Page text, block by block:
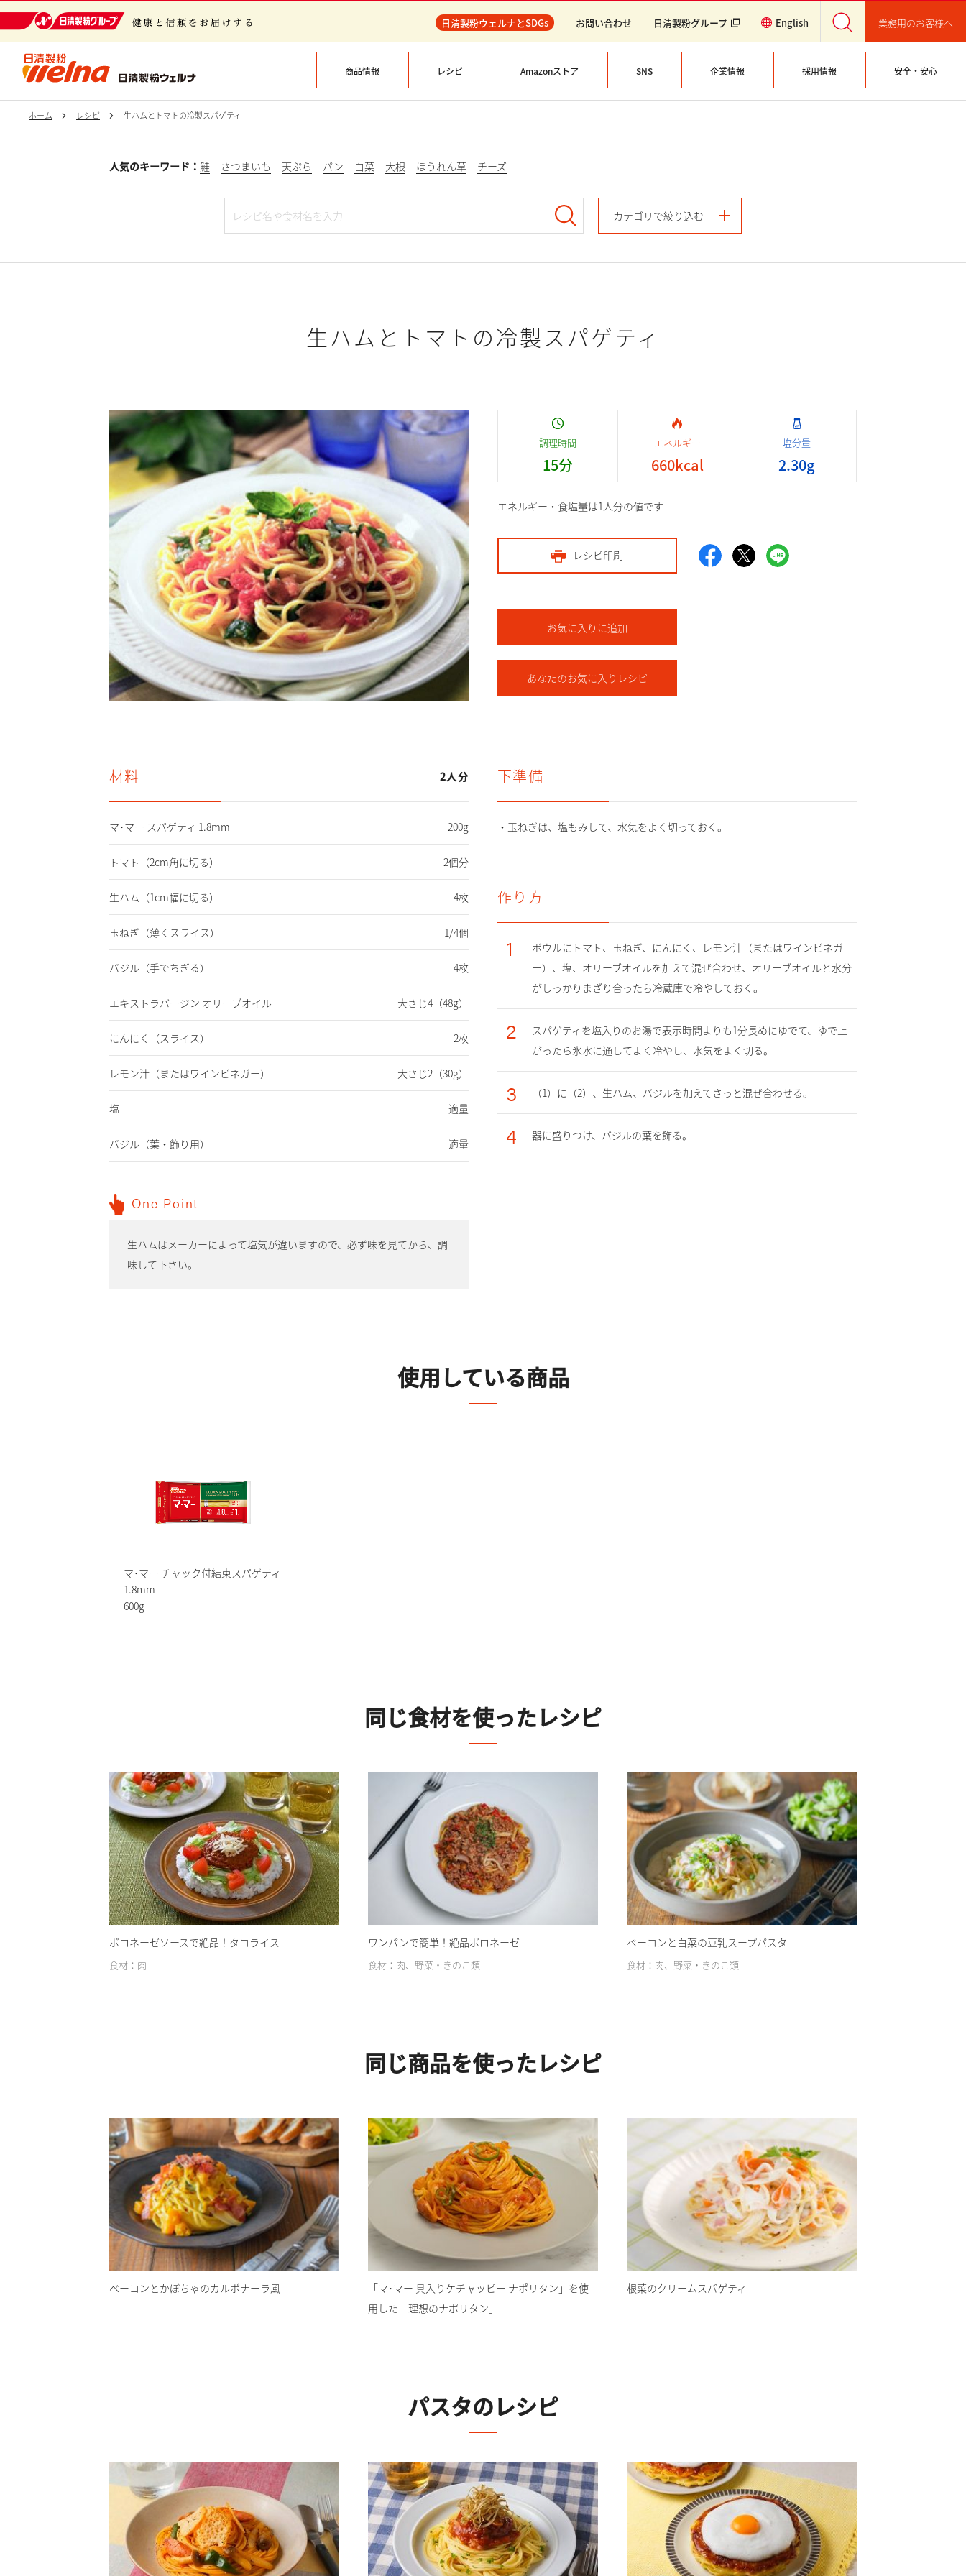
日清製粉ウェルナとSDGs お問い合わせ 日清製粉グループ English 業務用のお客様へ
商品情報 レシピ Amazonストア SNS 企業情報 採用情報 安全・安心
ホーム レシピ 生ハムとトマトの冷製スパゲティ
人気のキーワード： 鮭 さつまいも 天ぷら パン 白菜 大根 ほうれん草 チーズ
カテゴリで絞り込む
生ハムとトマトの冷製スパゲティ
調理時間
15分
エネルギー
660kcal
塩分量
2.30g
エネルギー・食塩量は1人分の値です
レシピ印刷
お気に入りに追加
あなたのお気に入りレシピ
材料 2人分
マ･マー スパゲティ 1.8mm 200g
トマト （2cm角に切る） 2個分
生ハム （1cm幅に切る） 4枚
玉ねぎ （薄くスライス） 1/4個
バジル （手でちぎる） 4枚
エキストラバージン オリーブオイル 大さじ4（48g）
にんにく （スライス） 2枚
レモン汁 （またはワインビネガー） 大さじ2（30g）
塩 適量
バジル （葉・飾り用） 適量
下準備
・玉ねぎは、塩もみして、水気をよく切っておく。
作り方
1
ボウルにトマト、玉ねぎ、にんにく、レモン汁（またはワインビネガ
ー）、塩、オリーブオイルを加えて混ぜ合わせ、オリーブオイルと水分
がしっかりまざり合ったら冷蔵庫で冷やしておく。
2
スパゲティを塩入りのお湯で表示時間よりも1分長めにゆでて、ゆで上
がったら氷水に通してよく冷やし、水気をよく切る。
3 （1）に（2）、生ハム、バジルを加えてさっと混ぜ合わせる。
4 器に盛りつけ、バジルの葉を飾る。
One Point
生ハムはメーカーによって塩気が違いますので、必ず味を見てから、調
味して下さい。
使用している商品
マ･マー チャック付結束スパゲティ
1.8mm
600g
同じ食材を使ったレシピ
ボロネーゼソースで絶品！タコライス
食材：肉
ワンパンで簡単！絶品ボロネーゼ
食材：肉、野菜・きのこ類
ベーコンと白菜の豆乳スープパスタ
食材：肉、野菜・きのこ類
同じ商品を使ったレシピ
ベーコンとかぼちゃのカルボナーラ風
「マ･マー 具入りケチャッピー ナポリタン」を使
用した「理想のナポリタン」
根菜のクリームスパゲティ
パスタのレシピ